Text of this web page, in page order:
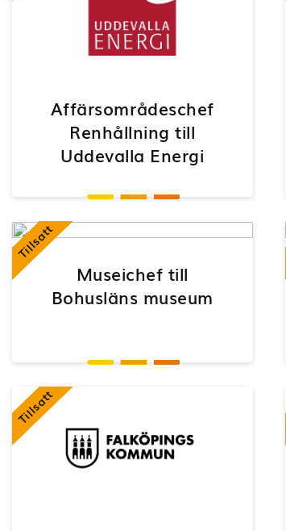
Affärsområdeschef
Renhållning till
Uddevalla Energi
Museichef till
Bohusläns museum
Tillsatt
Tillsatt